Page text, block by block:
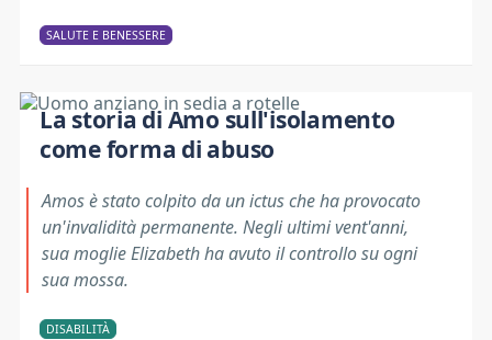
SALUTE E BENESSERE
La storia di Amo sull'isolamento
come forma di abuso
Amos è stato colpito da un ictus che ha provocato
un'invalidità permanente. Negli ultimi vent'anni,
sua moglie Elizabeth ha avuto il controllo su ogni
sua mossa.
DISABILITÀ